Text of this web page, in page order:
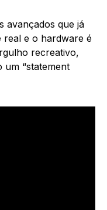
avançados que já
real e o hardware é
recreativo,
“statement